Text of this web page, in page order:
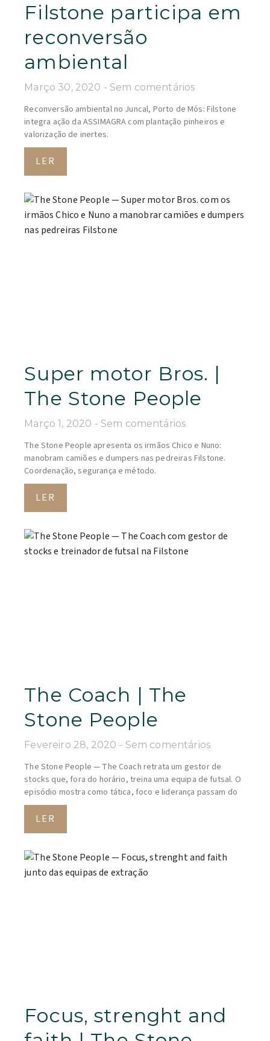
Filstone participa em
reconversão
ambiental
Março 30, 2020 Sem comentários
Reconversão ambiental no Juncal, Porto de Mós: Filstone
integra ação da ASSIMAGRA com plantação pinheiros e
valorização de inertes.
LER
Super motor Bros. |
The Stone People
Março 1, 2020 Sem comentários
The Stone People apresenta os irmãos Chico e Nuno:
manobram camiões e dumpers nas pedreiras Filstone.
Coordenação, segurança e método.
LER
The Coach | The
Stone People
Fevereiro 28, 2020 Sem comentários
The Stone People — The Coach retrata um gestor de
stocks que, fora do horário, treina uma equipa de futsal. O
episódio mostra como tática, foco e liderança passam do
LER
Focus, strenght and